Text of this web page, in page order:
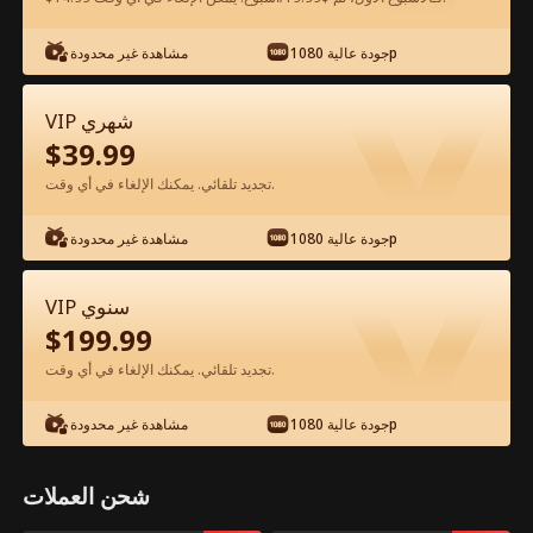
شاهد مجانًا في التطبيق
0-49 50-85
64 65 67
مشاهدة غير محدودة جودة عالية 1080p
VIP شهري
$39.99
تجديد تلقائي. يمكنك الإلغاء في أي وقت.
مشاهدة غير محدودة جودة عالية 1080p
VIP سنوي
$199.99
تجديد تلقائي. يمكنك الإلغاء في أي وقت.
مشاهدة غير محدودة جودة عالية 1080p
شحن العملات